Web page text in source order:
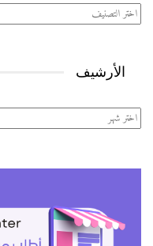
تصنيفات
الأرشيف
الأرشيف